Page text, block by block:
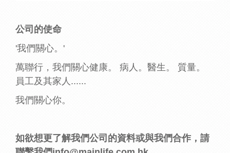
公司的使命
'我們關心。'
萬聯行，我們關心健康。 病人。醫生。 質量。
員工及其家人......
我們關心你。
如欲想更了解我們公司的資料或與我們合作，請